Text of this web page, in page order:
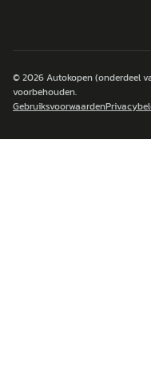
© 2026Autokopen(onderdeel
voorbehouden.
Gebruiksvoorwaarden